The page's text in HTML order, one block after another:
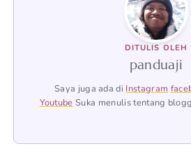
DITULIS OLEH
panduaji
Saya juga ada di Instagram
Youtube Suka menulis tentang